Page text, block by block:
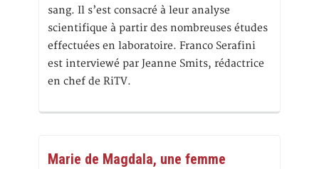
sang. Il s’est consacré à leur analyse
scientifique à partir des nombreuses études
effectuées en laboratoire. Franco Serafini
est interviewé par Jeanne Smits, rédactrice
en chef de RiTV.
Marie de Magdala, une femme